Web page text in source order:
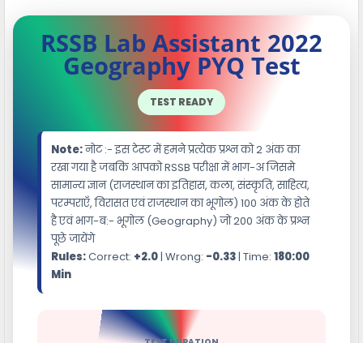
RSSB Lab Assistant 2022
Geography PYQ Test
TEST READY
Note:नोट :- इस टेस्ट में हमने प्रत्येक प्रश्न को 2 अंक का
रखा गया है जबकि आपको RSSB परीक्षा में भाग-अ जिसमे
सामान्य ज्ञान (राजस्थान का इतिहास, कला, संस्कृति, साहित्य,
परम्पराएँ, विरासत एवं राजस्थान का भूगोल) 100 अंक के होते
है एवं भाग-ब:- भूगोल (Geography) जो 200 अंक के प्रश्न
पूछे जायेंगे
Rules:Correct: +2.0| Wrong: -0.33| Time: 180:00
Min